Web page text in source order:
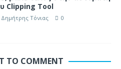
Clipping Tool
Δημήτρης Τόνιας 0
TO COMMENT